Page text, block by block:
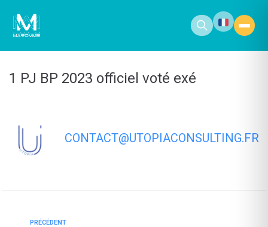
principal
1 PJ BP 2023 officiel voté exé
CONTACT@UTOPIACONSULTING.FR
PRÉCÉDENT